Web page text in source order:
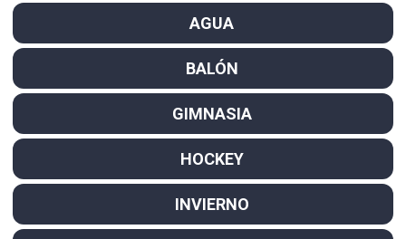
AGUA
BALÓN
GIMNASIA
HOCKEY
INVIERNO